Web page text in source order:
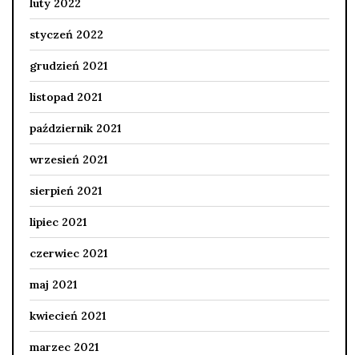
luty 2022
styczeń 2022
grudzień 2021
listopad 2021
październik 2021
wrzesień 2021
sierpień 2021
lipiec 2021
czerwiec 2021
maj 2021
kwiecień 2021
marzec 2021